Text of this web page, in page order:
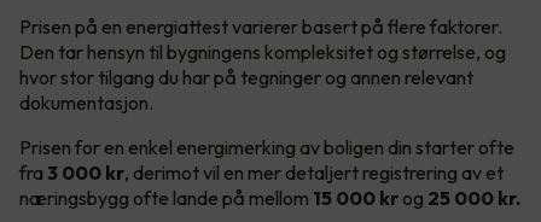
Prisen på en energiattest varierer basert på flere faktorer.
Den tar hensyn til bygningens kompleksitet og størrelse, og
hvor stor tilgang du har på tegninger og annen relevant
dokumentasjon.
Prisen for en enkel energimerking av boligen din starter ofte
fra 3 000 kr, derimot vil en mer detaljert registrering av et
næringsbygg ofte lande på mellom 15 000 kr og 25 000 kr.